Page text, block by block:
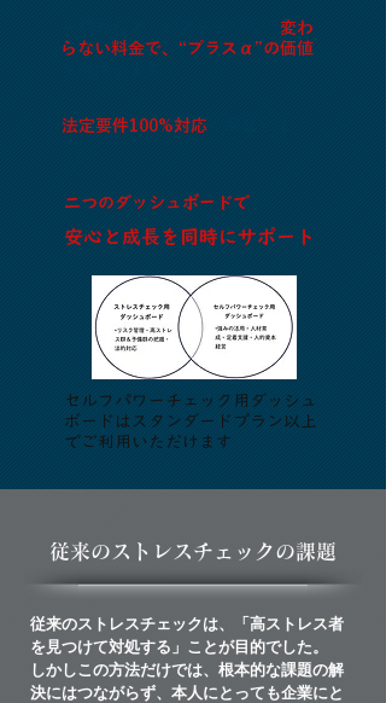
変わ
らない料金で、“プラスα”の価値
法定要件100%対応
二つのダッシュボードで
安心と成長を同時にサポート
セルフパワーチェック用ダッシュ
ボードはスタンダードプラン以上
でご利用いただけます
​従来のストレスチェックの課題
従来のストレスチェックは、「高ストレス者
を見つけて対処する」ことが目的でした。
​しかしこの方法だけでは、根本的な課題の解
決にはつながらず、本人にとっても企業にと